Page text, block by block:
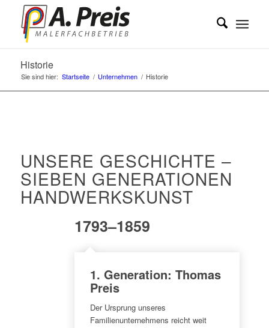
Historie
Sie sind hier: Startseite / Unternehmen / Historie
UNSERE GESCHICHTE –
SIEBEN GENERATIONEN
HANDWERKSKUNST
1793–1859
1. Generation: Thomas
Preis
Der Ursprung unseres
Familienunternehmens reicht weit